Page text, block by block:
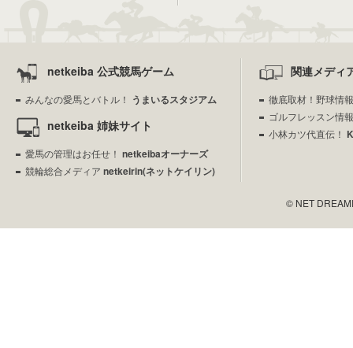
netkeiba 公式競馬ゲーム
みんなの愛馬とバトル！ うまいるスタジアム
netkeiba 姉妹サイト
愛馬の管理はお任せ！ netkeibaオーナーズ
競輪総合メディア netkeirin(ネットケイリン)
関連メディ
徹底取材！野球情
ゴルフレッスン情
小林カツ代直伝！
© NET